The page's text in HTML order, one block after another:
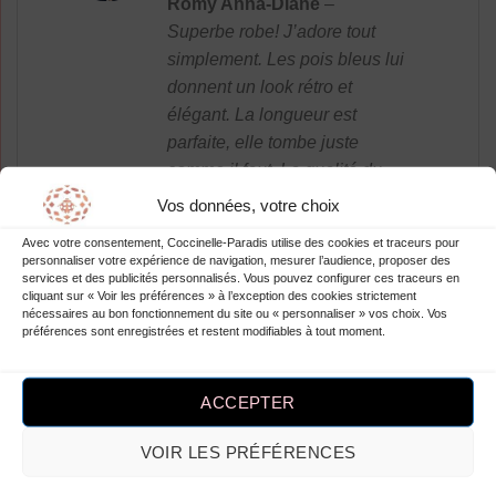
Vos données, votre choix
Avec votre consentement, Coccinelle-Paradis utilise des cookies et traceurs pour
personnaliser votre expérience de navigation, mesurer l’audience, proposer des
services et des publicités personnalisés. Vous pouvez configurer ces traceurs en
cliquant sur « Voir les préférences » à l’exception des cookies strictement
nécessaires au bon fonctionnement du site ou « personnaliser » vos choix. Vos
préférences sont enregistrées et restent modifiables à tout moment.
ACCEPTER
VOIR LES PRÉFÉRENCES
5
Superbe robe! J’adore tout
simplement. Les pois bleus lui
donnent un look rétro et
élégant. La longueur est
parfaite, elle tombe juste
comme il faut. La qualité du
tissu est excellente et la coupe
Je me sens belle et confiante
lorsque je la porte. C’est
définitivement ma robe préférée
maintenant. Merci robesapois.fr